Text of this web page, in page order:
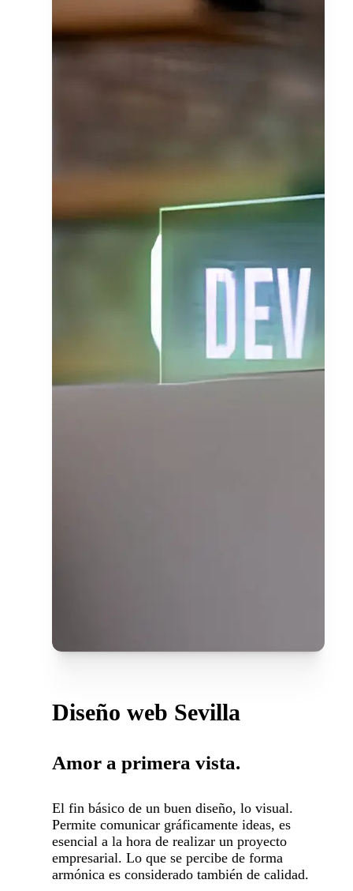
Diseño web Sevilla
Amor a primera vista.
El fin básico de un buen diseño, lo visual.
Permite comunicar gráficamente ideas, es
esencial a la hora de realizar un proyecto
empresarial. Lo que se percibe de forma
armónica es considerado también de calidad.